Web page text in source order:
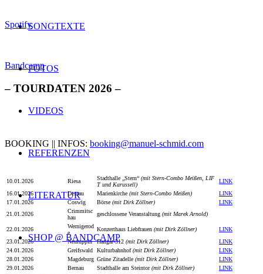
SONGTEXTE
FOTOS
VIDEOS
REFERENZEN
LITERATUR
SHOP @ BANDCAMP
Spotify
Bandcamp
– TOURDATEN 2026 –
BOOKING || INFOS: booking@manuel-schmid.com
10.01.2026 Riesa Stadthalle „Stern“ (mit Stern-Combo Meißen, LIF
T und Karussell)
LINK
16.01.2026
Dessau Marienkirche (mit Stern-Combo Meißen)
LINK
17.01.2026
Coswig Börse (mit Dirk Zöllner)
LINK
21.01.2026
Crimmitsc
hau
geschlossene Veranstaltung (mit Marek Arnold)
22.01.2026
Wernigerod
e
Konzerthaus Liebfrauen (mit Dirk Zöllner)
LINK
23.01.2026
Neuruppin Hangar-312 (mit Dirk Zöllner)
LINK
24.01.2026
Greifswald Kulturbahnhof(mit Dirk Zöllner)
LINK
28.01.2026
Magdeburg Grüne Zitadelle (mit Dirk Zöllner)
LINK
29.01.2026
Bernau Stadthalle am Steintor(mit Dirk Zöllner)
LINK